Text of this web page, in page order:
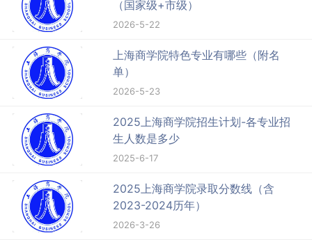
（国家级+市级）
2026-5-22
上海商学院特色专业有哪些（附名
单）
2026-5-23
2025上海商学院招生计划-各专业招
生人数是多少
2025-6-17
2025上海商学院录取分数线（含
2023-2024历年）
2026-3-26